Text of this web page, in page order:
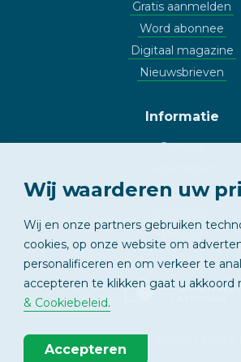
Gratis aanmelden
Word abonnee
Digitaal magazine
Nieuwsbrieven
Informatie
Contact
Copyright
APPARTEMENT
Wij waarderen uw
Wij en onze partners gebruiken
cookies, op onze website om
personalificeren en om verkeer te
accepteren te klikken gaat u akkoord
& Cookiebeleid.
Accepteren